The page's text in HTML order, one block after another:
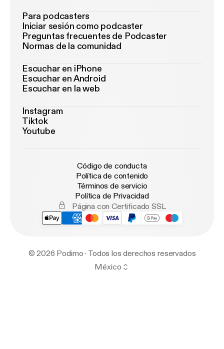
Para podcasters
Iniciar sesión como podcaster
Preguntas frecuentes de Podcaster
Normas de la comunidad
Escuchar en iPhone
Escuchar en Android
Escuchar en la web
Instagram
Tiktok
Youtube
Código de conducta
Política de contenido
Términos de servicio
Política de Privacidad
Página con Certificado SSL
© 2026 Podimo · Todos los derechos reservados
México